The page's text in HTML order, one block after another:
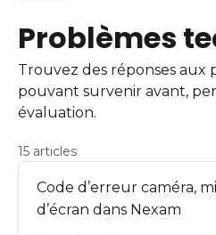
Problèmes
Trouvez des réponses aux
pouvant survenir avant,
évaluation.
15 articles
Code d’erreur caméra,
d’écran dans Nexam